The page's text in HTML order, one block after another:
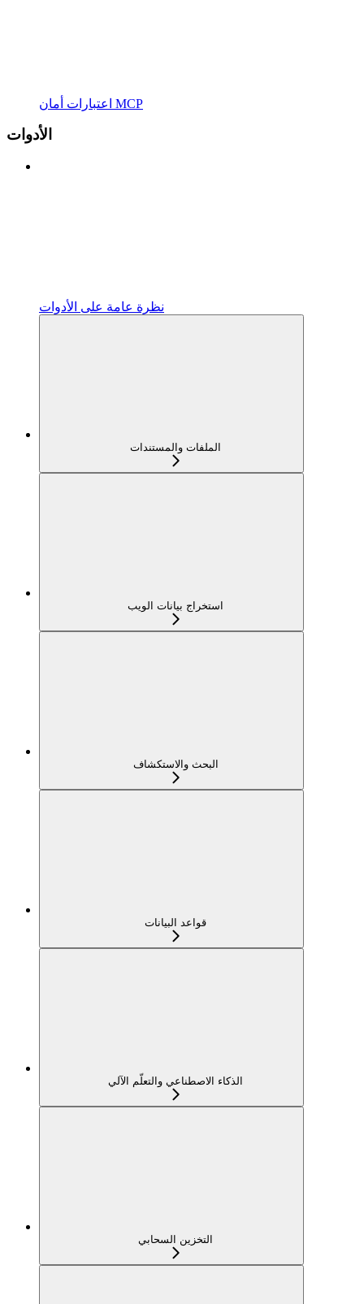
اعتبارات أمان MCP
الأدوات
نظرة عامة على الأدوات
الملفات والمستندات
استخراج بيانات الويب
البحث والاستكشاف
قواعد البيانات
الذكاء الاصطناعي والتعلّم الآلي
التخزين السحابي